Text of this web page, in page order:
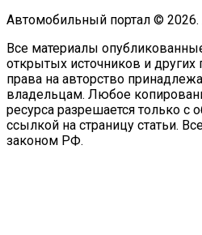
Автомобильный портал © 2026.
Все материалы
открытых источников и других
права на авторство
владельцам. Любое
ресурса разрешается только с
ссылкой на страницу статьи.
законом РФ.